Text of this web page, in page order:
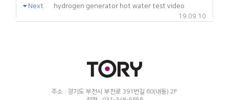
Next
hydrogen generator hot water test video
19.09.10
주소 : 경기도 부천시 부천로 391번길 60(내동) 2F